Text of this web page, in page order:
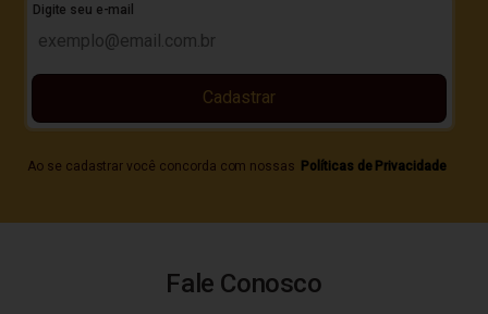
Digite seu e-mail
Ao se cadastrar você concorda com nossas Políticas de Privacidade
Cadastrar
Fale Conosco